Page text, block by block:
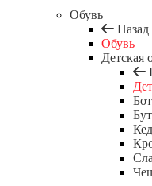
Обувь
Назад
Обувь
Детская